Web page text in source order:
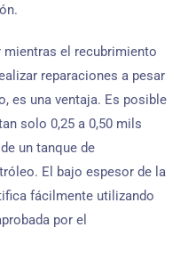
el recubrimiento
reparaciones a pesar
es una ventaja. Es posible
solo 0,25 a 0,50 mils
un tanque de
El bajo espesor de la
fácilmente utilizando
por el